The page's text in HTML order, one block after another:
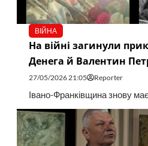
ВІЙНА
На війні загинули
Денега й Валентин
27/05/2026 21:05 Reporter
Івано-Франківщина знову